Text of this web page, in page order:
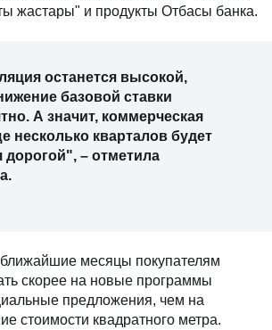
жастары" и продукты Отбасы банка.
останется высокой,
базовой ставки
А значит, коммерческая
несколько кварталов будет
дорогой", – отметила
месяцы покупателям
скорее на новые программы
предложения, чем на
стоимости квадратного метра.